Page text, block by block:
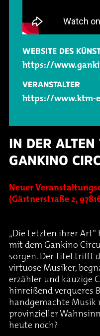
WEBSITE DES
https://
VERANSTALTER
https://www.ktm-
IN DER
GANKINO
Neuer
(Gärtnerstraße 2,
„Die Letzten ihrer
mit dem Gankino
sorgen. Der Titel trifft
virtuose Musiker,
erzähler und kauzige
hinreißend verqueres
handgemachte Musik
provinzieller
heute noch?